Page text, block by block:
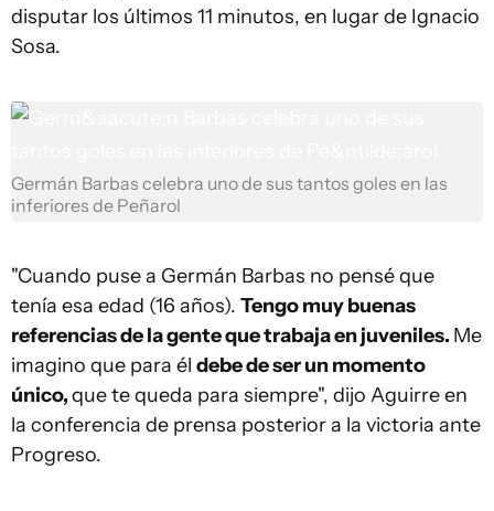
disputar los últimos 11 minutos, en lugar de Ignacio
Sosa.
Germán Barbas celebra uno de sus tantos goles en las
inferiores de Peñarol
"Cuando puse a Germán Barbas no pensé que
tenía esa edad (16 años). Tengo muy buenas
referencias de la gente que trabaja en juveniles. Me
imagino que para él debe de ser un momento
único,que te queda para siempre", dijo Aguirre en
la conferencia de prensa posterior a la victoria ante
Progreso.